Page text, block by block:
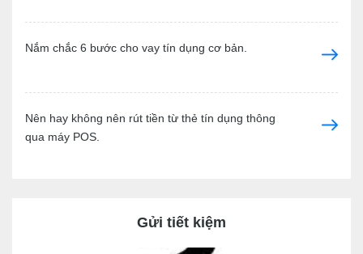
Nắm chắc 6 bước cho vay tín dụng cơ bản.
Nên hay không nên rút tiền từ thẻ tín dụng thông
qua máy POS.
Gửi tiết kiệm